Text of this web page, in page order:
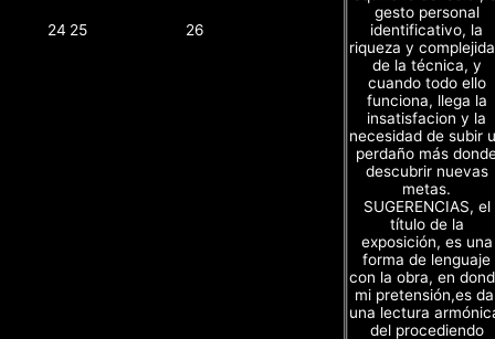
24 25 26
gesto personal
identificativo, la
riqueza y
de la técnica, y
cuando todo ello
funciona, llega la
insatisfacion y la
necesidad de subir
perdaño más
descubrir nuevas
metas.
SUGERENCIAS, el
título de la
exposición, es una
forma de lenguaje
con la obra, en
mi pretensión,es
una lectura
del procediendo